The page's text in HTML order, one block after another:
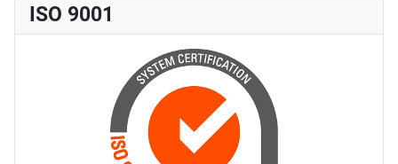
ISO 9001